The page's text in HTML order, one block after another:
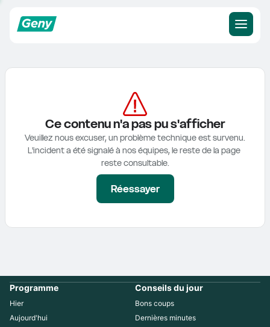
Ce contenu n'a pas pu s'afficher
Veuillez nous excuser, un problème technique est survenu.
L'incident a été signalé à nos équipes, le reste de la page
reste consultable.
Réessayer
Programme
Hier
Aujourd'hui
Conseils du jour
Bons coups
Dernières minutes